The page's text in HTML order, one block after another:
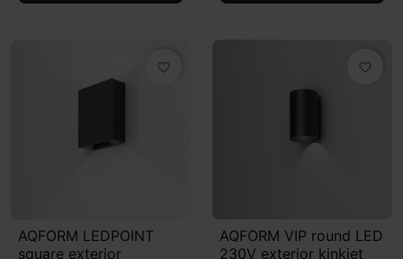
favorite_border
AQFORM LEDPOINT
square exterior
favorite_border
AQFORM VIP round LED
230V exterior kinkiet